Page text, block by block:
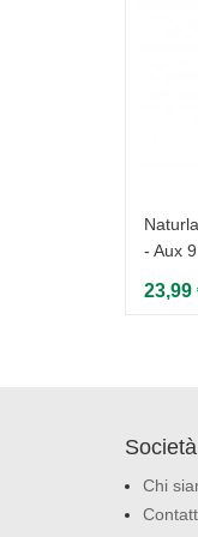
- Aux
23,99
Società
Chi